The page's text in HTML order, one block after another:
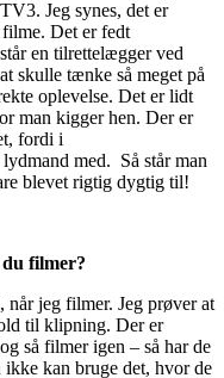
Jeg synes, det er
Det er fedt
en tilrettelægger ved
skulle tænke så meget på
oplevelse. Det er lidt
man kigger hen. Der er
fordi i
med. Så står man
blevet rigtig dygtig til!
filmer?
jeg filmer. Jeg prøver at
til klipning. Der er
så filmer igen – så har de
kan bruge det, hvor de